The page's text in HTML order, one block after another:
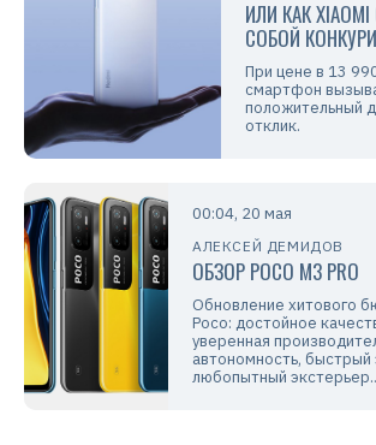
ИЛИ КАК
СОБОЙ
При цене в 13
смартфон
положительный
отклик.
00:04, 20 мая
АЛЕКСЕЙ ДЕМИДОВ
ОБЗОР POCO M3 PRO
Обновление хитового
Poco: достойное
уверенная
автономность, быстрый
любопытный